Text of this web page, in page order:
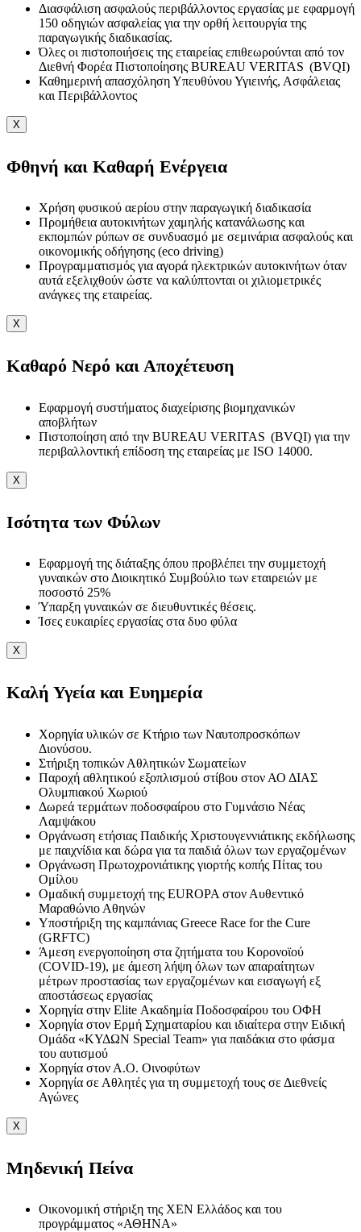
Διασφάλιση ασφαλούς περιβάλλοντος εργασίας με εφαρμογή
150 οδηγιών ασφαλείας για την ορθή λειτουργία της
παραγωγικής διαδικασίας.
Όλες οι πιστοποιήσεις της εταιρείας επιθεωρούνται από τον
Διεθνή Φορέα Πιστοποίησης BUREAU VERITAS (BVQI)
Καθημερινή απασχόληση Υπευθύνου Υγιεινής, Ασφάλειας
και Περιβάλλοντος
X
Φθηνή και Καθαρή Ενέργεια
Χρήση φυσικού αερίου στην παραγωγική διαδικασία
Προμήθεια αυτοκινήτων χαμηλής κατανάλωσης και
εκπομπών ρύπων σε συνδυασμό με σεμινάρια ασφαλούς και
οικονομικής οδήγησης (eco driving)
Προγραμματισμός για αγορά ηλεκτρικών αυτοκινήτων όταν
αυτά εξελιχθούν ώστε να καλύπτονται οι χιλιομετρικές
ανάγκες της εταιρείας.
X
Καθαρό Νερό και Αποχέτευση
Εφαρμογή συστήματος διαχείρισης βιομηχανικών
αποβλήτων
Πιστοποίηση από την BUREAU VERITAS (BVQI) για την
περιβαλλοντική επίδοση της εταιρείας με ISO 14000.
X
Ισότητα των Φύλων
Εφαρμογή της διάταξης όπου προβλέπει την συμμετοχή
γυναικών στο Διοικητικό Συμβούλιο των εταιρειών με
ποσοστό 25%
Ύπαρξη γυναικών σε διευθυντικές θέσεις.
Ίσες ευκαιρίες εργασίας στα δυο φύλα
X
Καλή Υγεία και Ευημερία
Χορηγία υλικών σε Κτήριο των Ναυτοπροσκόπων
Διονύσου.
Στήριξη τοπικών Αθλητικών Σωματείων
Παροχή αθλητικού εξοπλισμού στίβου στον ΑΟ ΔΙΑΣ
Ολυμπιακού Χωριού
Δωρεά τερμάτων ποδοσφαίρου στο Γυμνάσιο Νέας
Λαμψάκου
Οργάνωση ετήσιας Παιδικής Χριστουγεννιάτικης εκδήλωσης
με παιχνίδια και δώρα για τα παιδιά όλων των εργαζομένων
Οργάνωση Πρωτοχρονιάτικης γιορτής κοπής Πίτας του
Ομίλου
Ομαδική συμμετοχή της EUROPA στον Αυθεντικό
Μαραθώνιο Αθηνών
Υποστήριξη της καμπάνιας Greece Race for the Cure
(GRFTC)
Άμεση ενεργοποίηση στα ζητήματα του Κορονοϊού
(COVID-19), με άμεση λήψη όλων των απαραίτητων
μέτρων προστασίας των εργαζομένων και εισαγωγή εξ
αποστάσεως εργασίας
Χορηγία στην Elite Ακαδημία Ποδοσφαίρου του ΟΦΗ
Χορηγία στον Ερμή Σχηματαρίου και ιδιαίτερα στην Ειδική
Ομάδα «ΚΥΔΩΝ Special Team» για παιδάκια στο φάσμα
του αυτισμού
Χορηγία στον Α.Ο. Οινοφύτων
Χορηγία σε Αθλητές για τη συμμετοχή τους σε Διεθνείς
Αγώνες
X
Μηδενική Πείνα
Οικονομική στήριξη της ΧΕΝ Ελλάδος και του
προγράμματος «ΑΘΗΝΑ»